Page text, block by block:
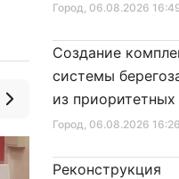
Город, 06.08.2026
Город, 06.08.2026 16:26
Создание
системы
из
развития
Реконструкция